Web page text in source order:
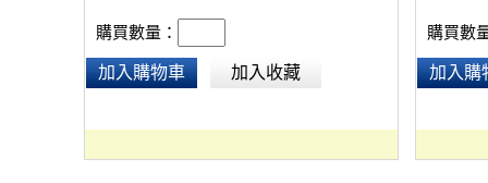
購買數量：
加入購物車 加入收藏
購買數
加入購